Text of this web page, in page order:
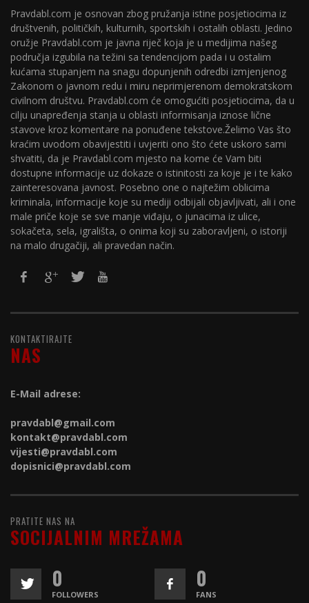
Pravdabl.com je osnovan zbog pružanja istine posjetiocima iz
društvenih, političkih, kulturnih, sportskih i ostalih oblasti. Jedino
oružje Pravdabl.com je javna riječ koja je u medijima našeg
područja izgubila na težini sa tendencijom pada i u ostalim
kućama stupanjem na snagu dopunjenih odredbi izmjenjenog
Zakonom o javnom redu i miru neprimjerenom demokratskom
civilnom društvu. Pravdabl.com će omogućiti posjetiocima, da u
cilju unapređenja stanja u oblasti informisanja iznose lične
stavove kroz komentare na ponuđene tekstove.Želimo Vas što
kraćim uvodom obavijestiti i uvjeriti ono što ćete uskoro sami
shvatiti, da je Pravdabl.com mjesto na kome će Vam biti
dostupne informacije uz dokaze o istinitosti za koje je i te kako
zainteresovana javnost. Posebno one o najtežim oblicima
kriminala, informacije koje su mediji odbijali objavljivati, ali i one
male priče koje se sve manje viđaju, o junacima iz ulice,
sokačeta, sela, igrališta, o onima koji su zaboravljeni, o istoriji
na malo drugačiji, ali pravedan način.
KONTAKTIRAJTE
NAS
E-Mail adrese:
pravdabl@gmail.com
kontakt@pravdabl.com
vijesti@pravdabl.com
dopisnici@pravdabl.com
PRATITE NAS NA
SOCIJALNIM MREŽAMA
0
FOLLOWERS
0
FANS